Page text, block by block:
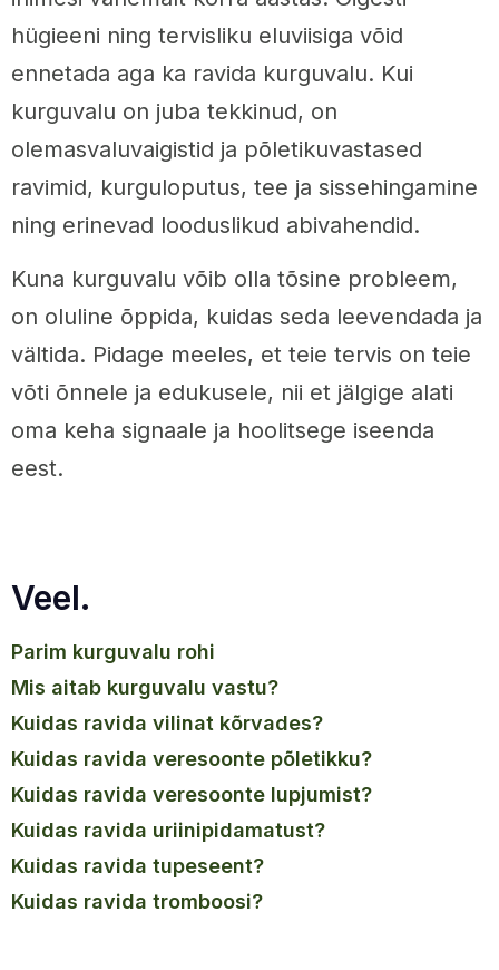
hügieeni ning tervisliku eluviisiga võid
ennetada aga ka ravida kurguvalu. Kui
kurguvalu on juba tekkinud, on
olemasvaluvaigistid ja põletikuvastased
ravimid, kurguloputus, tee ja sissehingamine
ning erinevad looduslikud abivahendid.
Kuna kurguvalu võib olla tõsine probleem,
on oluline õppida, kuidas seda leevendada ja
vältida. Pidage meeles, et teie tervis on teie
võti õnnele ja edukusele, nii et jälgige alati
oma keha signaale ja hoolitsege iseenda
eest.
Veel.
parim kurguvalu rohi
mis aitab kurguvalu vastu?
kuidas ravida vilinat kõrvades?
kuidas ravida veresoonte põletikku?
kuidas ravida veresoonte lupjumist?
kuidas ravida uriinipidamatust?
kuidas ravida tupeseent?
kuidas ravida tromboosi?